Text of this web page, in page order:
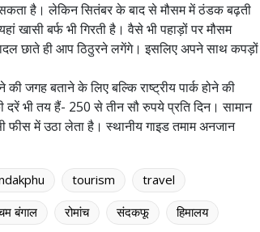
सकता है। लेकिन सितंबर के बाद से मौसम में ठंडक बढ़ती
खासी बर्फ भी गिरती है। वैसे भी पहाड़ों पर मौसम
छाते ही आप ठिठुरने लगेंगे। इसलिए अपने साथ कपड़ों
जगह बताने के लिए बल्कि राष्ट्रीय पार्क होने की
भी तय हैं- 250 से तीन सौ रुपये प्रति दिन। सामान
फीस में उठा लेता है। स्थानीय गाइड तमाम अनजान
tourism
travel
बंगाल रोमांच संदकफू हिमालय